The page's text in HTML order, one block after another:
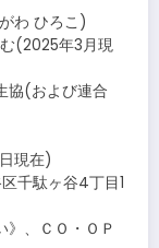
わ ひろこ)
(2025年3月現
協(および連合
現在)
千駄ヶ谷4丁目1
》、ＣＯ・ＯＰ